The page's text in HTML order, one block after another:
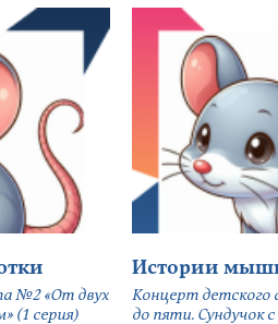
№2 «От двух
(1 серия)
Истории
Концерт
до пяти. Сундучок